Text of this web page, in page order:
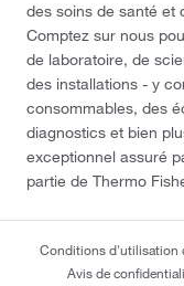
des soins de santé et
Comptez sur nous
de laboratoire, de
des installations - y
consommables, des
diagnostics et bien
exceptionnel assuré
partie de Thermo
Conditions d'utilisation
Avis de